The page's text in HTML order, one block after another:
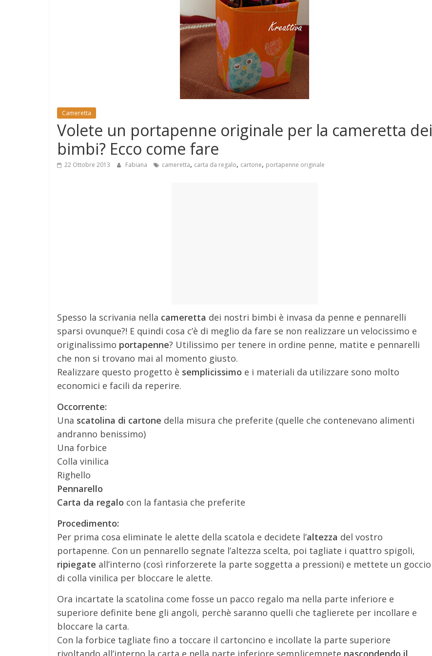
Cameretta
Volete un portapenne originale per la cameretta dei
bimbi? Ecco come fare
22 Ottobre 2013 Fabiana cameretta, carta da regalo, cartone, portapenne originale
Spesso la scrivania nella cameretta dei nostri bimbi è invasa da penne e pennarelli
sparsi ovunque?! E quindi cosa c’è di meglio da fare se non realizzare un velocissimo e
originalissimo portapenne? Utilissimo per tenere in ordine penne, matite e pennarelli
che non si trovano mai al momento giusto.
Realizzare questo progetto è semplicissimo e i materiali da utilizzare sono molto
economici e facili da reperire.
Occorrente:
Una scatolina di cartone della misura che preferite (quelle che contenevano alimenti
andranno benissimo)
Una forbice
Colla vinilica
Righello
Pennarello
Carta da regalo con la fantasia che preferite
Procedimento:
Per prima cosa eliminate le alette della scatola e decidete l’altezza del vostro
portapenne. Con un pennarello segnate l’altezza scelta, poi tagliate i quattro spigoli,
ripiegate all’interno (così rinforzerete la parte soggetta a pressioni) e mettete un goccio
di colla vinilica per bloccare le alette.
Ora incartate la scatolina come fosse un pacco regalo ma nella parte inferiore e
superiore definite bene gli angoli, perchè saranno quelli che taglierete per incollare e
bloccare la carta.
Con la forbice tagliate fino a toccare il cartoncino e incollate la parte superiore
rivoltando all’interno la carta e nella parte inferiore semplicemnete nascondendo il